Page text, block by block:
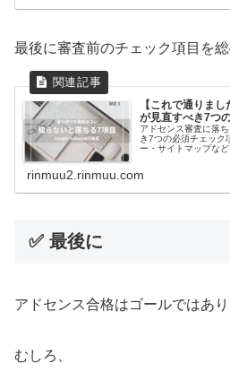
最後に審査前のチェック項目を
【これで通りま
が見直すべき7つ
アドセンス審査に落
き7つの必須チェック
ー・サイトマップな
rinmuu2.rinmuu.com
✅ 最後に
アドセンス合格はゴールではあり
むしろ、